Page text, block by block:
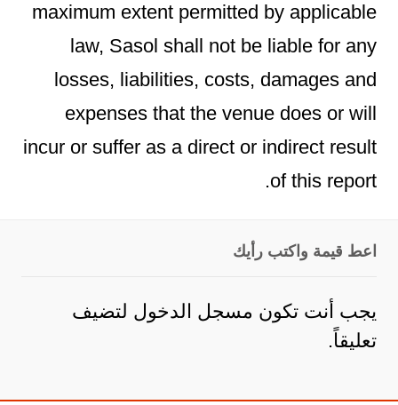
maximum extent permitted by applicable
law, Sasol shall not be liable for any
losses, liabilities, costs, damages and
expenses that the venue does or will
incur or suffer as a direct or indirect result
of this report.
اعط قيمة واكتب رأيك
يجب أنت تكون مسجل الدخول لتضيف
تعليقاً.